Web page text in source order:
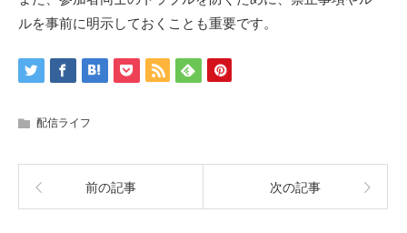
ルを事前に明示しておくことも重要です。
配信ライフ
前の記事 次の記事